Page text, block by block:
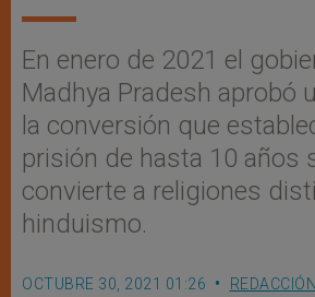
En enero de 2021 el
Madhya Pradesh aprobó
la conversión que
prisión de hasta 10 años
convierte a religiones
hinduismo.
OCTUBRE 30, 2021 01:26